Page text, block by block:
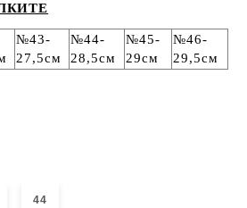
№43-
27,5см
№44-
28,5см
№45-
29см
№46-
29,5см
44